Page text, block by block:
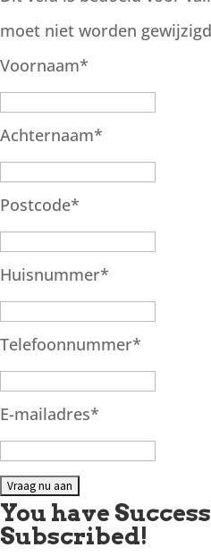
moet niet worden
Voornaam*
Achternaam*
Postcode*
Huisnummer*
Telefoonnummer*
E-mailadres*
You have
Subscribed!